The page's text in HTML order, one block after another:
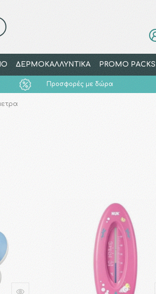
ΔΕΡΜΟΚΑΛΛΥΝΤΙΚΑ PROMO PACKS
Προσφορές με δώρα